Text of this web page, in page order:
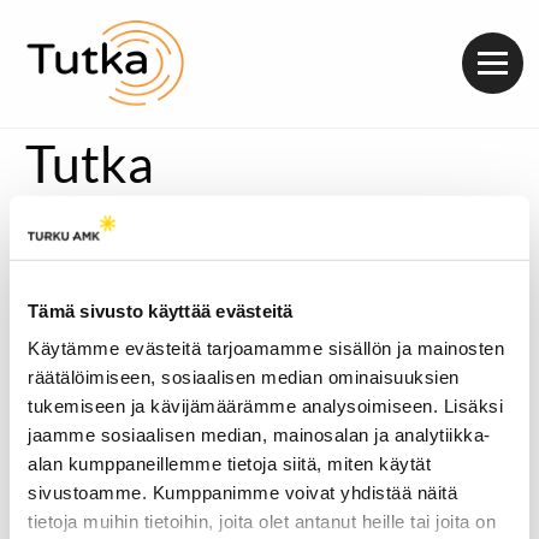
Tämä sivusto käyttää evästeitä
Käytämme evästeitä tarjoamamme sisällön ja mainosten
räätälöimiseen, sosiaalisen median ominaisuuksien
tukemiseen ja kävijämäärämme analysoimiseen. Lisäksi
jaamme sosiaalisen median, mainosalan ja analytiikka-
alan kumppaneillemme tietoja siitä, miten käytät
sivustoamme. Kumppanimme voivat yhdistää näitä
tietoja muihin tietoihin, joita olet antanut heille tai joita on
Tutka
Turun ammattikorkeakoulun opiskelijavoimin toimiva
Radio Tutka aloittaa kolmannen lähetyskautensa.
Mukana on paljon uusia tekijöitä, mutta muutamia
kuulijoille tuttuja ohjelmiaohjelmakartasta
Uudella lähetyskaudella juontajia on ennätysmäärä.
Syksyn aikana äänessä kuullaan peräti 29 eri juontajaa,
joten mielenkiintoista kuunneltavaa löytyy jokaiselle
kuulijalle.
Syksyn lähetyskauden alkua juhlistetaan Kickoff-bileiden
merkeissä Bar Kukassa keskiviikkona 10.10. Illan aikana
lavalle nousevat turkulainen hiphop-artisti Hurja, sekä